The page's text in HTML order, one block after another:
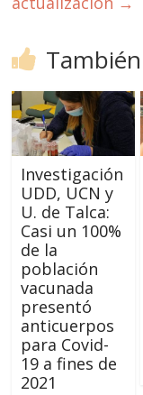
Investigación
UDD, UCN y
U. de Talca:
Casi un 100%
de la
población
vacunada
presentó
anticuerpos
para Covid-
19 a fines de
2021